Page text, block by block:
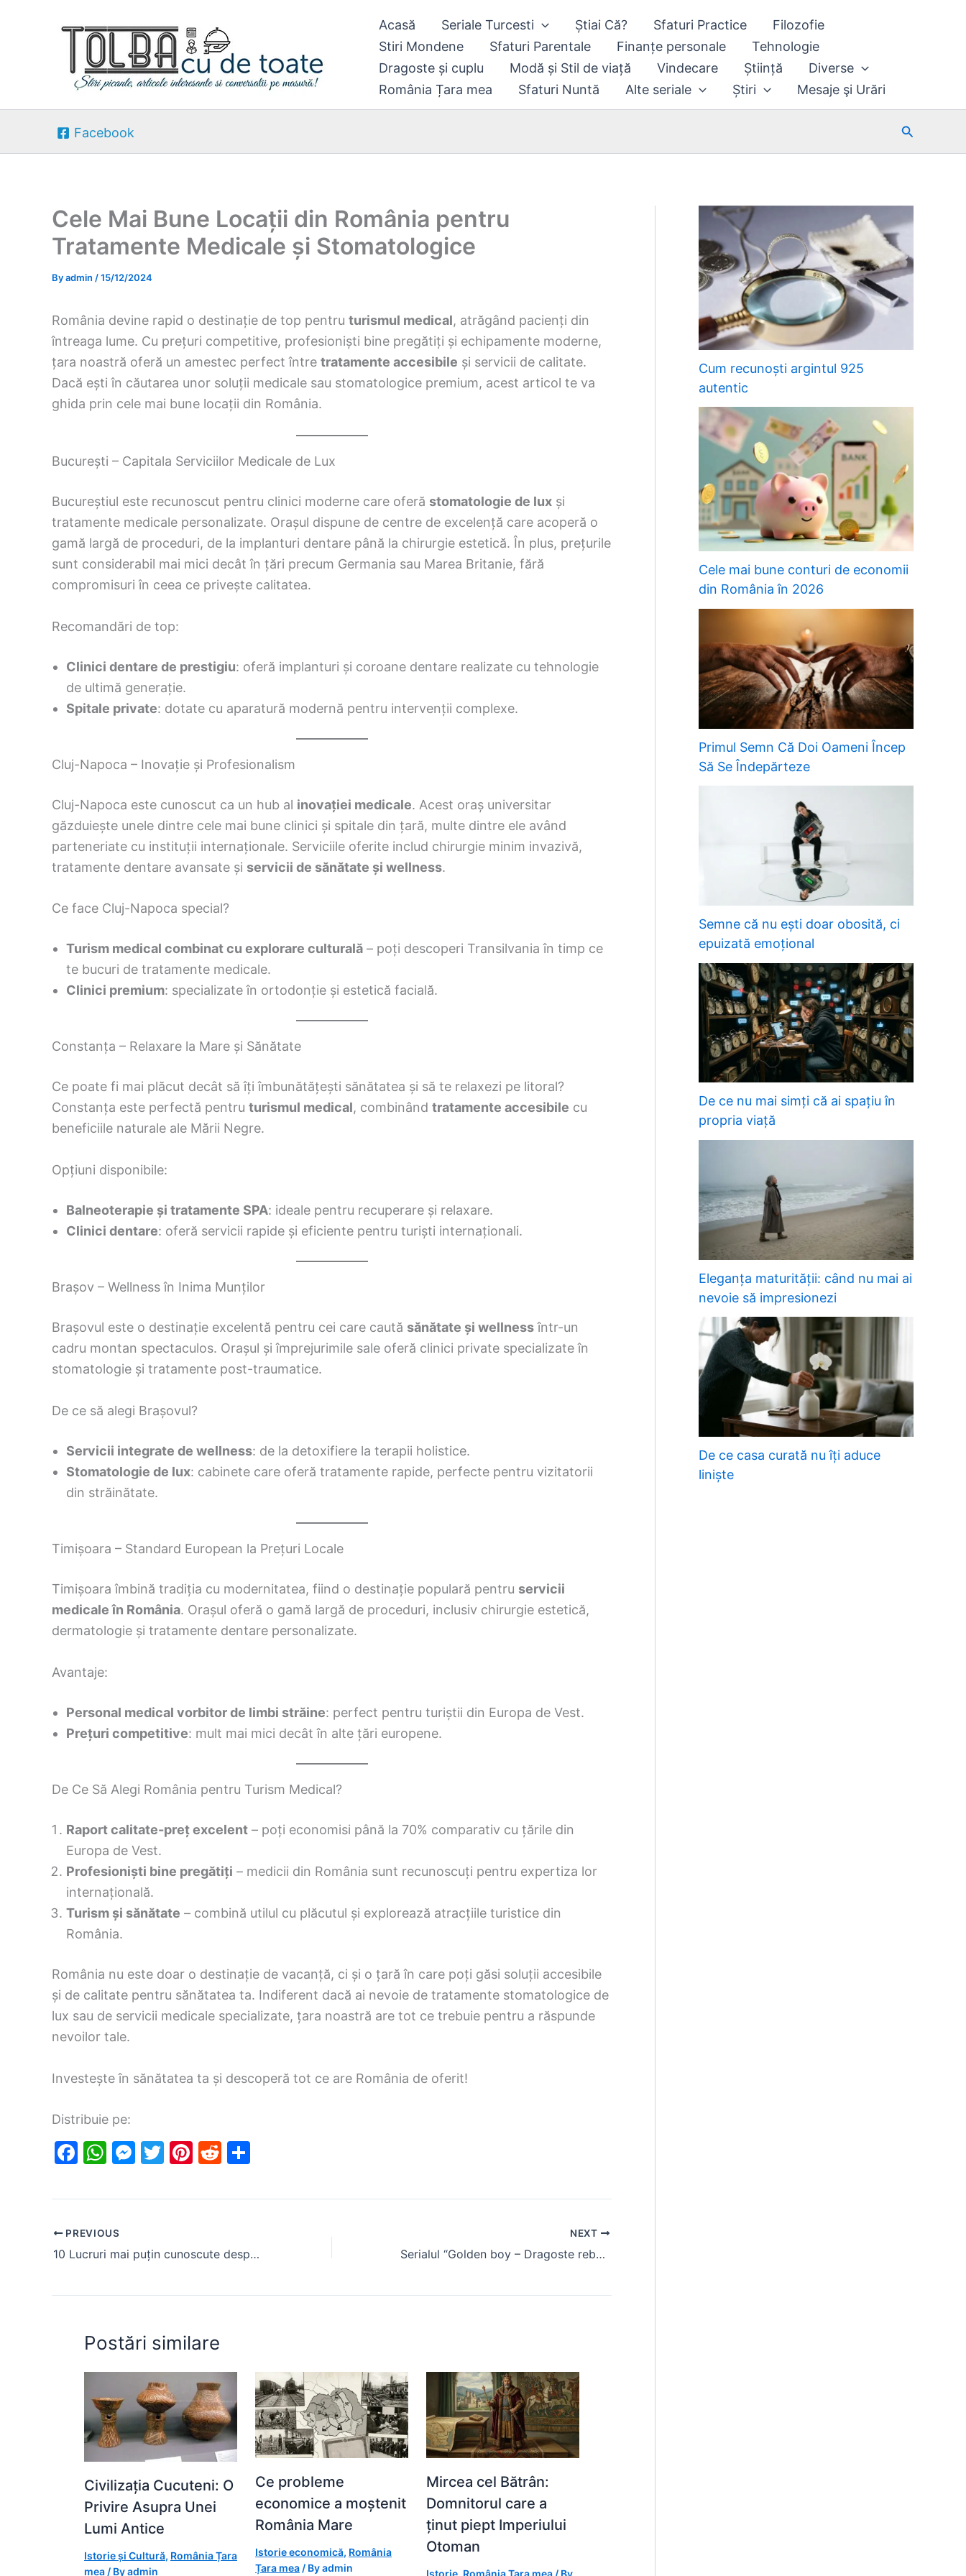
Acasă Seriale Turcesti Știai Că? Sfaturi Practice
Filozofie
Stiri Mondene
Sfaturi Parentale Finanțe personale
Tehnologie
Dragoste și cuplu
Modă și Stil de viață Vindecare Știință
Diverse
România Țara mea
Sfaturi Nuntă Alte seriale Știri Mesaje şi Urări
Facebook Search
Cele Mai Bune Locații din România pentru
Tratamente Medicale și Stomatologice
Byadmin /15/12/2024
România devine rapid o destinație de top pentru turismul medical, atrăgând pacienți din
întreaga lume. Cu prețuri competitive, profesioniști bine pregătiți și echipamente moderne,
țara noastră oferă un amestec perfect între tratamente accesibile și servicii de calitate.
Dacă ești în căutarea unor soluții medicale sau stomatologice premium, acest articol te va
ghida prin cele mai bune locații din România.
București – Capitala Serviciilor Medicale de Lux
Bucureștiul este recunoscut pentru clinici moderne care oferă stomatologie de lux și
tratamente medicale personalizate. Orașul dispune de centre de excelență care acoperă o
gamă largă de proceduri, de la implanturi dentare până la chirurgie estetică. În plus, prețurile
sunt considerabil mai mici decât în țări precum Germania sau Marea Britanie, fără
compromisuri în ceea ce privește calitatea.
Recomandări de top:
Clinici dentare de prestigiu: oferă implanturi și coroane dentare realizate cu tehnologie
de ultimă generație.
Spitale private: dotate cu aparatură modernă pentru intervenții complexe.
Cluj-Napoca – Inovație și Profesionalism
Cluj-Napoca este cunoscut ca un hub al inovației medicale. Acest oraș universitar
găzduiește unele dintre cele mai bune clinici și spitale din țară, multe dintre ele având
parteneriate cu instituții internaționale. Serviciile oferite includ chirurgie minim invazivă,
tratamente dentare avansate și servicii de sănătate și wellness.
Ce face Cluj-Napoca special?
Turism medical combinat cu explorare culturală – poți descoperi Transilvania în timp ce
te bucuri de tratamente medicale.
Clinici premium: specializate în ortodonție și estetică facială.
Constanța – Relaxare la Mare și Sănătate
Ce poate fi mai plăcut decât să îți îmbunătățești sănătatea și să te relaxezi pe litoral?
Constanța este perfectă pentru turismul medical, combinând tratamente accesibile cu
beneficiile naturale ale Mării Negre.
Opțiuni disponibile:
Balneoterapie și tratamente SPA: ideale pentru recuperare și relaxare.
Clinici dentare: oferă servicii rapide și eficiente pentru turiști internaționali.
Brașov – Wellness în Inima Munților
Brașovul este o destinație excelentă pentru cei care caută sănătate și wellnessîntr-un
cadru montan spectaculos. Orașul și împrejurimile sale oferă clinici private specializate în
stomatologie și tratamente post-traumatice.
De ce să alegi Brașovul?
Servicii integrate de wellness: de la detoxifiere la terapii holistice.
Stomatologie de lux: cabinete care oferă tratamente rapide, perfecte pentru vizitatorii
din străinătate.
Timișoara – Standard European la Prețuri Locale
Timișoara îmbină tradiția cu modernitatea, fiind o destinație populară pentru servicii
medicale în România. Orașul oferă o gamă largă de proceduri, inclusiv chirurgie estetică,
dermatologie și tratamente dentare personalizate.
Avantaje:
Personal medical vorbitor de limbi străine: perfect pentru turiștii din Europa de Vest.
Prețuri competitive: mult mai mici decât în alte țări europene.
De Ce Să Alegi România pentru Turism Medical?
Raport calitate-preț excelent – poți economisi până la 70% comparativ cu țările din
Europa de Vest.
Profesioniști bine pregătiți – medicii din România sunt recunoscuți pentru expertiza lor
internațională.
Turism și sănătate – combină utilul cu plăcutul și explorează atracțiile turistice din
România.
România nu este doar o destinație de vacanță, ci și o țară în care poți găsi soluții accesibile
și de calitate pentru sănătatea ta. Indiferent dacă ai nevoie de tratamente stomatologice de
lux sau de servicii medicale specializate, țara noastră are tot ce trebuie pentru a răspunde
nevoilor tale.
Investește în sănătatea ta și descoperă tot ce are România de oferit!
Distribuie pe:
F
c
b
o
o
W
at
A
p
p
M
s
e
n
g
T
itt
Pi
er
st
R
d
t
ar
PREVIOUS
10 Lucruri mai puțin cunoscute despre Serialele Turcești: Știai că…?
NEXT
Serialul “Golden boy – Dragoste rebelă” va avea marele final odată cu episodul 100
Postări similare
Civilizația Cucuteni: O
Privire Asupra Unei
Lumi Antice
Istorie și Cultură, România Țara
mea / Byadmin
Ce probleme
economice a moștenit
România Mare
Istorie economică, România
Țara mea / Byadmin
Mircea cel Bătrân:
Domnitorul care a
ținut piept Imperiului
Otoman
Istorie România Țara mea / By
Cum recunoști argintul 925
autentic
Cele mai bune conturi de economii
din România în 2026
Primul Semn Că Doi Oameni Încep
Să Se Îndepărteze
Semne că nu ești doar obosită, ci
epuizată emoțional
De ce nu mai simți că ai spațiu în
propria viață
Eleganța maturității: când nu mai ai
nevoie să impresionezi
De ce casa curată nu îți aduce
liniște